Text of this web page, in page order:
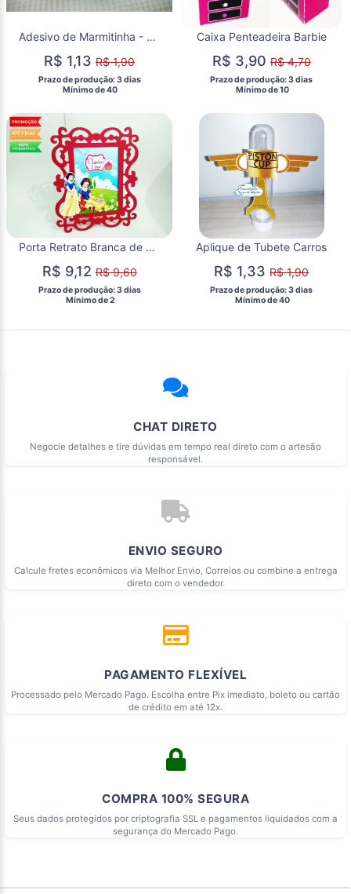
Adesivo de Marmitinha - Branca de Neve
R$ 1,13R$ 1,90
Prazo de produção: 3 dias
  Mínimo de 40
Caixa Penteadeira Barbie
R$ 3,90R$ 4,70
Prazo de produção: 3 dias
  Mínimo de 10
Porta Retrato Branca de neve e os sete anões
R$ 9,12R$ 9,60
Prazo de produção: 3 dias
  Mínimo de 2
Aplique de Tubete Carros
R$ 1,33R$ 1,90
Prazo de produção: 3 dias
  Mínimo de 40
CHAT DIRETO
Negocie detalhes e tire dúvidas em tempo real direto com o artesão
responsável.
ENVIO SEGURO
Calcule fretes econômicos via Melhor Envio, Correios ou combine a entrega
direto com o vendedor.
PAGAMENTO FLEXÍVEL
Processado pelo Mercado Pago. Escolha entre Pix imediato, boleto ou cartão
de crédito em até 12x.
COMPRA 100% SEGURA
Seus dados protegidos por criptografia SSL e pagamentos liquidados com a
segurança do Mercado Pago.